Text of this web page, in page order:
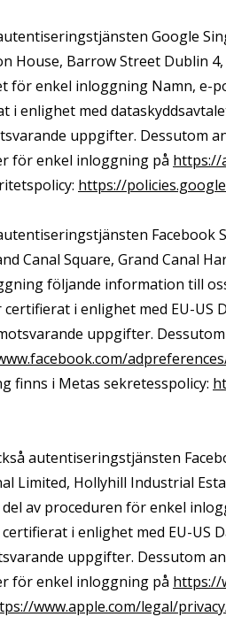
Google
House, Barrow Street Dublin
enkel inloggning Namn, e-
i enlighet med
uppgifter. Dessutom
för enkel inloggning på https://
https://
Facebook
Canal Square, Grand Canal
följande information till
i enlighet med EU-
uppgifter.
finns i Metas sekretesspolicy:
autentiseringstjänsten
Hollyhill Industrial
av proceduren för enkel
i enlighet med EU-US
uppgifter. Dessutom
för enkel inloggning på https://
www.apple.com/legal/